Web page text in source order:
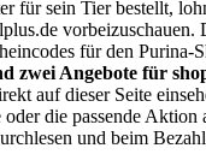
für sein Tier bestellt,
vorbeizuschauen.
für den Purina-
zwei Angebote für
auf dieser Seite
oder die passende Aktion
und beim